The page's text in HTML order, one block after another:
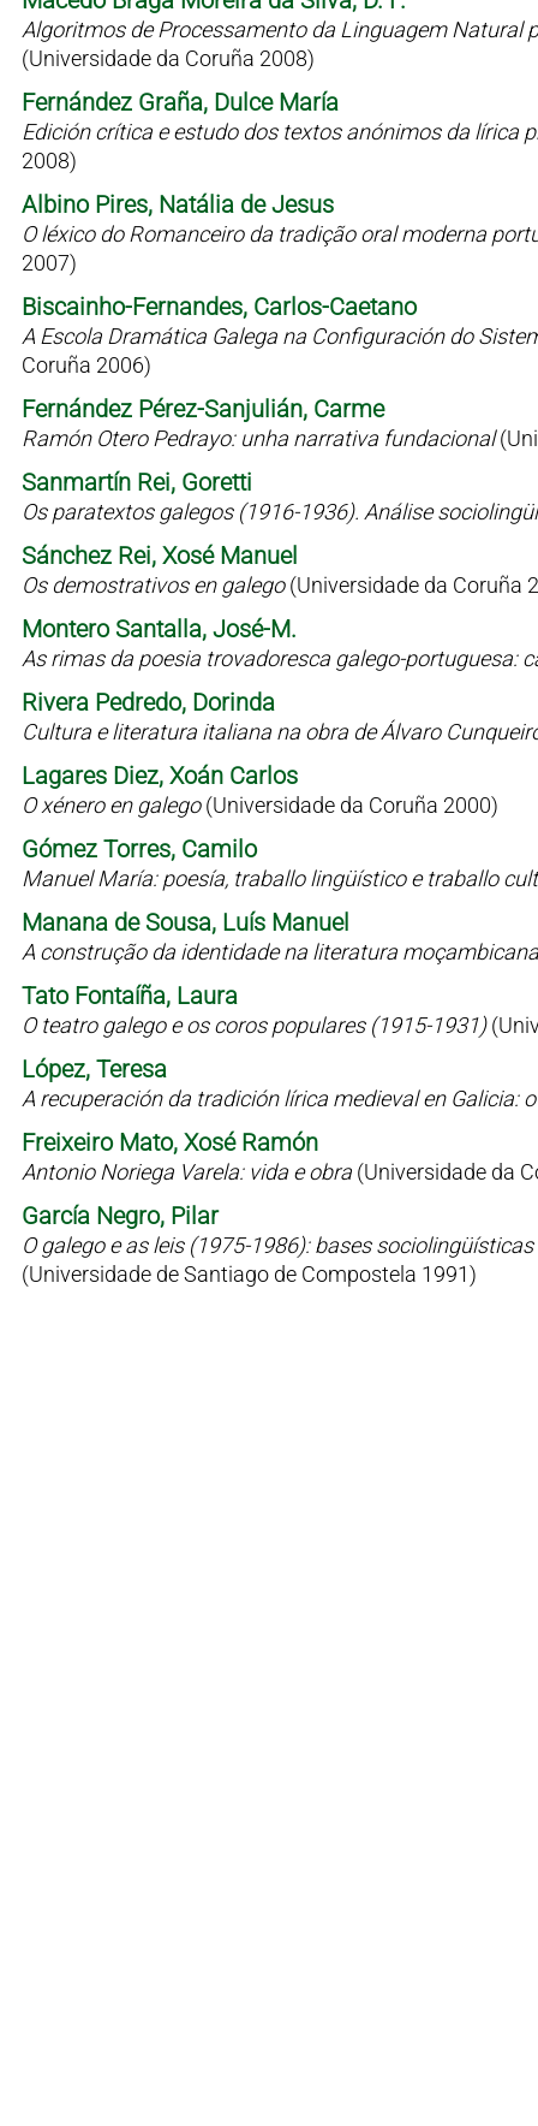
Algoritmos de Processamento da Linguagem Natural
(Universidade da Coruña 2008)
Fernández Graña, Dulce María
Edición crítica e estudo dos textos anónimos da lírica
2008)
Albino Pires, Natália de Jesus
O léxico do Romanceiro da tradição oral moderna
2007)
Biscainho-Fernandes, Carlos-Caetano
A Escola Dramática Galega na Configuración do
Coruña 2006)
Fernández Pérez-Sanjulián, Carme
Ramón Otero Pedrayo: unha narrativa fundacional
Sanmartín Rei, Goretti
Os paratextos galegos (1916-1936). Análise
Sánchez Rei, Xosé Manuel
Os demostrativos en galego(Universidade da Coruña
Montero Santalla, José-M.
As rimas da poesia trovadoresca galego-portuguesa:
Rivera Pedredo, Dorinda
Cultura e literatura italiana na obra de Álvaro
Lagares Diez, Xoán Carlos
O xénero en galego(Universidade da Coruña 2000)
Gómez Torres, Camilo
Manuel María: poesía, traballo lingüístico e traballo
Manana de Sousa, Luís Manuel
A construção da identidade na literatura
Tato Fontaíña, Laura
O teatro galego e os coros populares (1915-1931)
López, Teresa
A recuperación da tradición lírica medieval en Galicia:
Freixeiro Mato, Xosé Ramón
Antonio Noriega Varela: vida e obra (Universidade da
García Negro, Pilar
O galego e as leis (1975-1986): bases
(Universidade de Santiago de Compostela 1991)